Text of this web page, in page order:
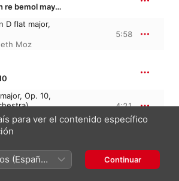
Nocturno n.º 8 en re bemol mayor, B. 96, Op. 27/2 · “Les plaintives 2”
D flat major,
Moz
5:58
Op. 10,
Strings
4:21
189, Op. 28
D flat major,
para ver el contenido específico
(Español
Continuar